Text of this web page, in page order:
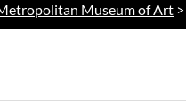
Museum of Art >